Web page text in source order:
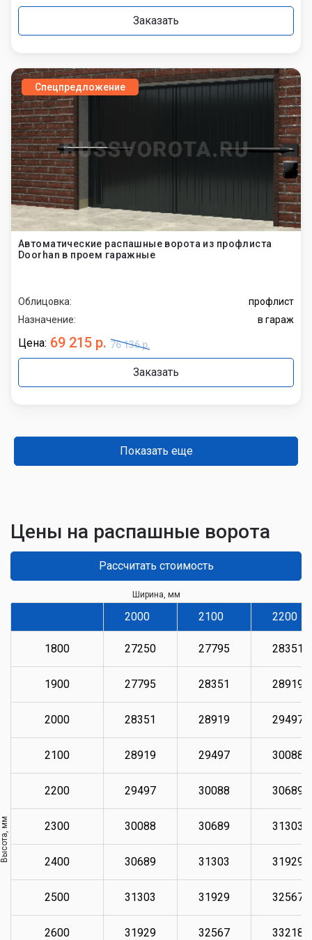
Заказать
Спецпредложение
Автоматические распашные ворота из профлиста
Doorhan в проем гаражные
Облицовка:
профлист
Назначение:
в гараж
Цена: 69 215 р. 76 136 р.
Заказать
Показать еще
Цены на распашные ворота
Рассчитать стоимость
Ширина, мм
Высота, мм
2000 2100 2200
1800 27250 27795 28351
1900 27795 28351 28919
2000 28351 28919 29497
2100 28919 29497 30088
2200 29497 30088 30689
2300 30088 30689 31303
2400 30689 31303 31929
2500 31303 31929 32567
2600 31929 32567 33218